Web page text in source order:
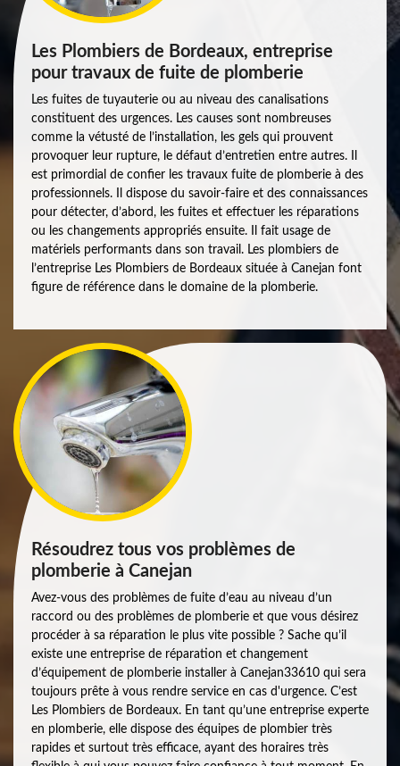
Les Plombiers de Bordeaux, entreprise
pour travaux de fuite de plomberie
Les fuites de tuyauterie ou au niveau des canalisations
constituent des urgences. Les causes sont nombreuses
comme la vétusté de l’installation, les gels qui prouvent
provoquer leur rupture, le défaut d’entretien entre autres. Il
est primordial de confier les travaux fuite de plomberie à des
professionnels. Il dispose du savoir-faire et des connaissances
pour détecter, d’abord, les fuites et effectuer les réparations
ou les changements appropriés ensuite. Il fait usage de
matériels performants dans son travail. Les plombiers de
l’entreprise Les Plombiers de Bordeaux située à Canejan font
figure de référence dans le domaine de la plomberie.
Résoudrez tous vos problèmes de
plomberie à Canejan
Avez-vous des problèmes de fuite d’eau au niveau d’un
raccord ou des problèmes de plomberie et que vous désirez
procéder à sa réparation le plus vite possible ? Sache qu’il
existe une entreprise de réparation et changement
d’équipement de plomberie installer à Canejan33610 qui sera
toujours prête à vous rendre service en cas d'urgence. C’est
Les Plombiers de Bordeaux. En tant qu’une entreprise experte
en plomberie, elle dispose des équipes de plombier très
rapides et surtout très efficace, ayant des horaires très